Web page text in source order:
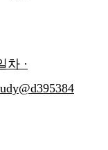
차 ·